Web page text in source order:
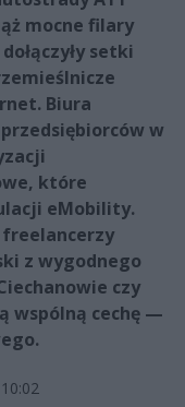
mocne filary
setki
Biura
w
które
eMobility.
z wygodnego
czy
wspólną cechę —